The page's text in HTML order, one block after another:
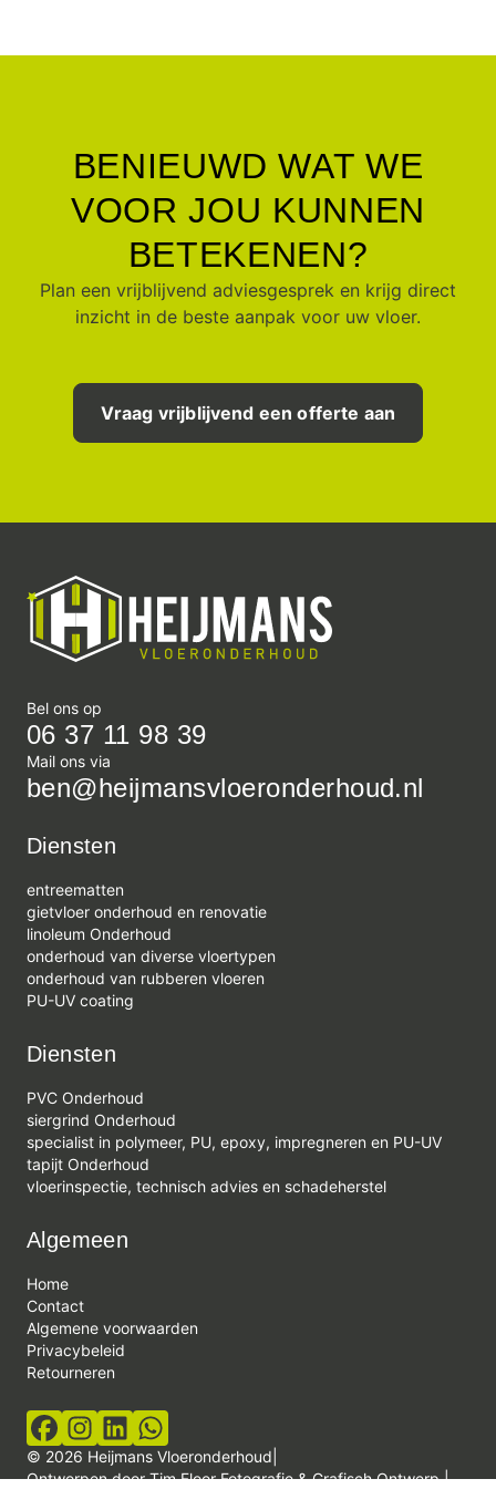
BENIEUWD WAT WE
VOOR JOU KUNNEN
BETEKENEN?
Plan een vrijblijvend adviesgesprek en krijg direct
inzicht in de beste aanpak voor uw vloer.
Vraag vrijblijvend een offerte aan
Bel ons op
06 37 11 98 39
Mail ons via
ben@heijmansvloeronderhoud.nl
Diensten
entreematten
gietvloer onderhoud en renovatie
linoleum Onderhoud
onderhoud van diverse vloertypen
onderhoud van rubberen vloeren
PU-UV coating
Diensten
PVC Onderhoud
siergrind Onderhoud
specialist in polymeer, PU, epoxy, impregneren en PU-UV
tapijt Onderhoud
vloerinspectie, technisch advies en schadeherstel
Algemeen
Home
Contact
Algemene voorwaarden
Privacybeleid
Retourneren
© 2026 Heijmans Vloeronderhoud
Ontworpen doorTim Floor Fotografie & Grafisch Ontwerp|